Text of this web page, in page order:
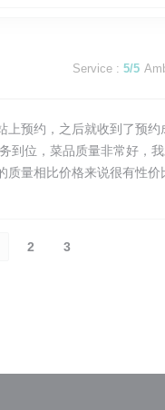
Service : 5/5
预约，之后就收到了预
位，菜品质量非常好，
量相比价格来说很有性
2 3